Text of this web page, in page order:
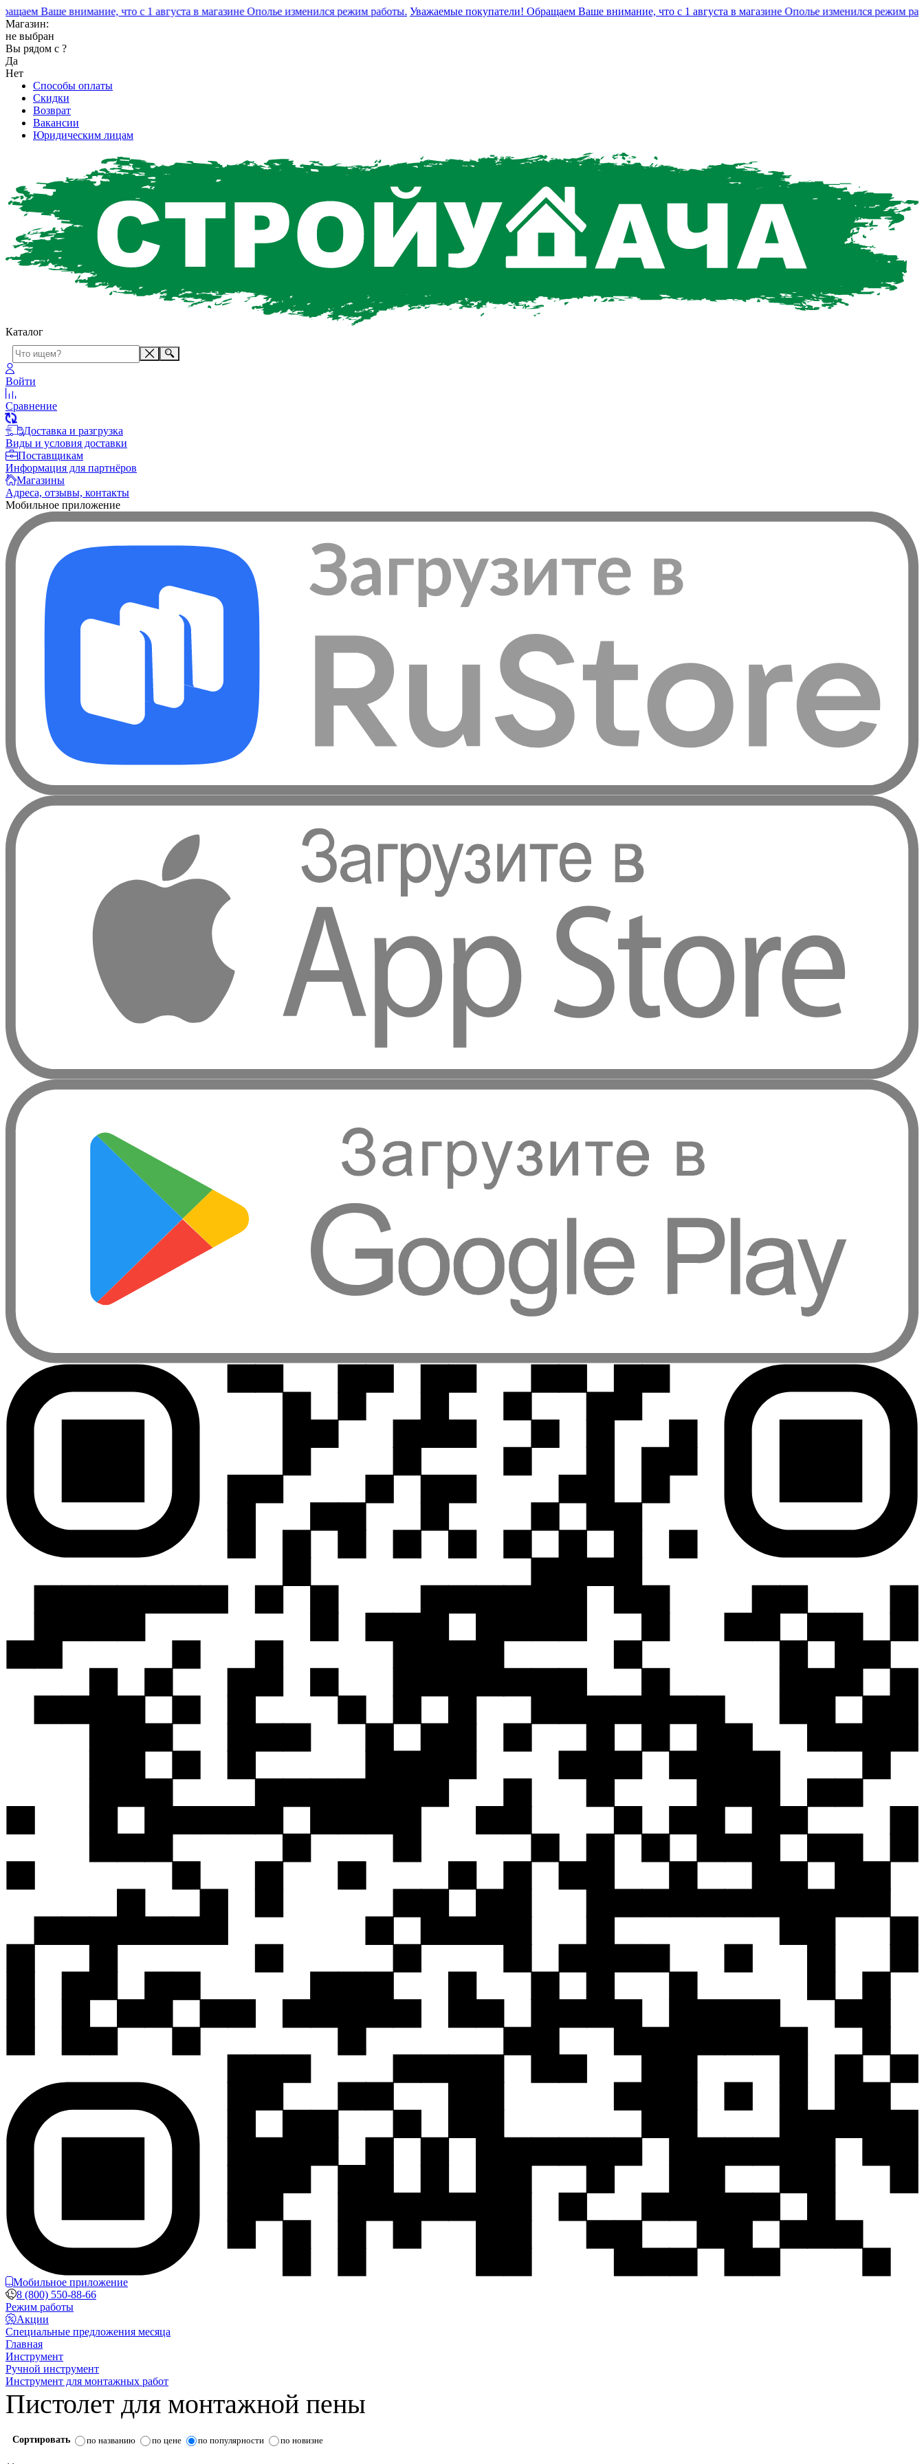
Ваше внимание, что с 1 августа в магазине Ополье изменился режим работы. Уважаемые покупатели! Обращаем Ваше внимание, что с 1 августа в магазине Ополье изменился режим
Магазин:
не выбран
Вы рядом с ?
Да
Нет
Способы оплаты
Скидки
Возврат
Вакансии
Юридическим лицам
Каталог
Войти
Сравнение
Доставка и разгрузка
Виды и условия доставки
Поставщикам
Информация для партнёров
Магазины
Адреса, отзывы, контакты
Мобильное приложение
Мобильное приложение
8 (800) 550-88-66
Режим работы
Акции
Специальные предложения месяца
Главная
Инструмент
Ручной инструмент
Инструмент для монтажных работ
Пистолет для монтажной пены
Сортировать по названию по цене по популярности по новизне